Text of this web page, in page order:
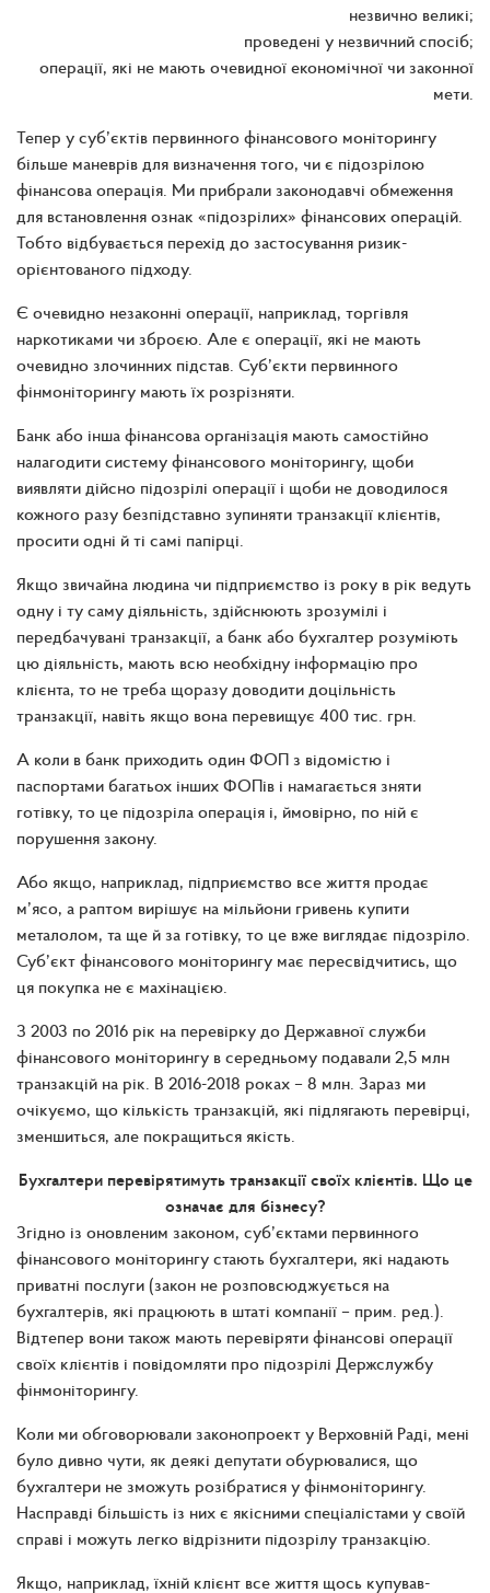
незвично великі;
проведені у незвичний спосіб;
операції, які не мають очевидної економічної чи законної
мети.
Тепер у суб’єктів первинного фінансового моніторингу
більше маневрів для визначення того, чи є підозрілою
фінансова операція. Ми прибрали законодавчі обмеження
для встановлення ознак «підозрілих» фінансових операцій.
Тобто відбувається перехід до застосування ризик-
орієнтованого підходу.
Є очевидно незаконні операції, наприклад, торгівля
наркотиками чи зброєю. Але є операції, які не мають
очевидно злочинних підстав. Суб’єкти первинного
фінмоніторингу мають їх розрізняти.
Банк або інша фінансова організація мають самостійно
налагодити систему фінансового моніторингу, щоби
виявляти дійсно підозрілі операції і щоби не доводилося
кожного разу безпідставно зупиняти транзакції клієнтів,
просити одні й ті самі папірці.
Якщо звичайна людина чи підприємство із року в рік ведуть
одну і ту саму діяльність, здійснюють зрозумілі і
передбачувані транзакції, а банк або бухгалтер розуміють
цю діяльність, мають всю необхідну інформацію про
клієнта, то не треба щоразу доводити доцільність
транзакції, навіть якщо вона перевищує 400 тис. грн.
А коли в банк приходить один ФОП з відомістю і
паспортами багатьох інших ФОПів і намагається зняти
готівку, то це підозріла операція і, ймовірно, по ній є
порушення закону.
Або якщо, наприклад, підприємство все життя продає
м’ясо, а раптом вирішує на мільйони гривень купити
металолом, та ще й за готівку, то це вже виглядає підозріло.
Суб’єкт фінансового моніторингу має пересвідчитись, що
ця покупка не є махінацією.
З 2003 по 2016 рік на перевірку до Державної служби
фінансового моніторингу в середньому подавали 2,5 млн
транзакцій на рік. В 2016-2018 роках – 8 млн. Зараз ми
очікуємо, що кількість транзакцій, які підлягають перевірці,
зменшиться, але покращиться якість.
Бухгалтери перевірятимуть транзакції своїх клієнтів. Що це
означає для бізнесу?
Згідно із оновленим законом, суб’єктами первинного
фінансового моніторингу стають бухгалтери, які надають
приватні послуги (закон не розповсюджується на
бухгалтерів, які працюють в штаті компанії – прим. ред.)
Відтепер вони також мають перевіряти фінансові операції
своїх клієнтів і повідомляти про підозрілі Держслужбу
фінмоніторингу.
Коли ми обговорювали законопроект у Верховній Раді, мені
було дивно чути, як деякі депутати обурювалися, що
бухгалтери не зможуть розібратися у фінмоніторингу.
Насправді більшість із них є якісними спеціалістами у своїй
справі і можуть легко відрізнити підозрілу транзакцію.
Якщо, наприклад, їхній клієнт все життя щось купував-